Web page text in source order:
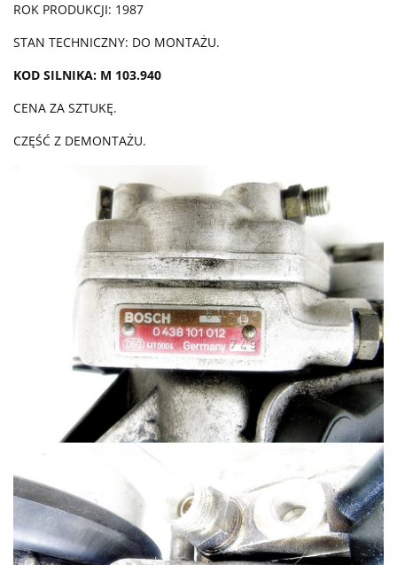
ROK PRODUKCJI: 1987
STAN TECHNICZNY: DO MONTAŻU.
KOD SILNIKA: M 103.940
CENA ZA SZTUKĘ.
CZĘŚĆ Z DEMONTAŻU.